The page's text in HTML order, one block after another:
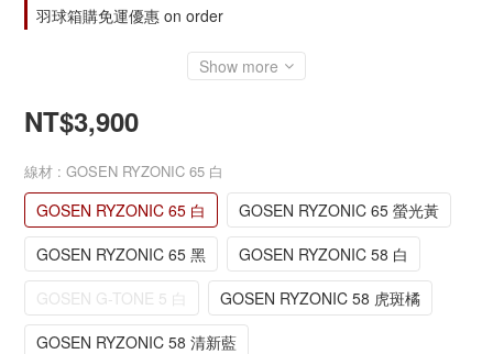
羽球箱購免運優惠 on order
Show more
NT$3,900
線材 : GOSEN RYZONIC 65 白
GOSEN RYZONIC 65 白
GOSEN RYZONIC 65 螢光黃
GOSEN RYZONIC 65 黑
GOSEN RYZONIC 58 白
GOSEN G-TONE 5 白
GOSEN RYZONIC 58 虎斑橘
GOSEN RYZONIC 58 清新藍